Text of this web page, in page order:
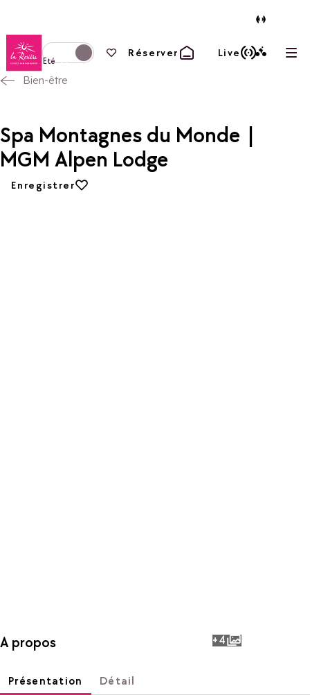
Retour à la page d'accueil
Basculer l'affichage en mode hiver
Eté
Vos favoris
Réserver Live
Bien-être
Spa Montagnes du Monde |
MGM Alpen Lodge
Enregistrer
aux favoris
+4photos
A propos
Présentation Détail